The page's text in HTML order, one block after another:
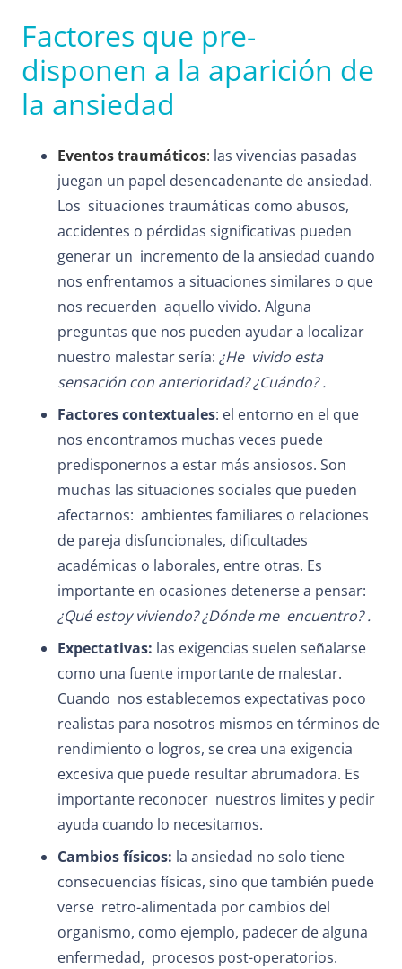
Factores que pre-
disponen a la aparición de
la ansiedad
Eventos traumáticos: las vivencias pasadas
juegan un papel desencadenante de ansiedad.
Los situaciones traumáticas como abusos,
accidentes o pérdidas significativas pueden
generar un incremento de la ansiedad cuando
nos enfrentamos a situaciones similares o que
nos recuerden aquello vivido. Alguna
preguntas que nos pueden ayudar a localizar
nuestro malestar sería: ¿He vivido esta
sensación con anterioridad? ¿Cuándo? .
Factores contextuales: el entorno en el que
nos encontramos muchas veces puede
predisponernos a estar más ansiosos. Son
muchas las situaciones sociales que pueden
afectarnos: ambientes familiares o relaciones
de pareja disfuncionales, dificultades
académicas o laborales, entre otras. Es
importante en ocasiones detenerse a pensar:
¿Qué estoy viviendo? ¿Dónde me encuentro? .
Expectativas: las exigencias suelen señalarse
como una fuente importante de malestar.
Cuando nos establecemos expectativas poco
realistas para nosotros mismos en términos de
rendimiento o logros, se crea una exigencia
excesiva que puede resultar abrumadora. Es
importante reconocer nuestros limites y pedir
ayuda cuando lo necesitamos.
Cambios físicos: la ansiedad no solo tiene
consecuencias físicas, sino que también puede
verse retro-alimentada por cambios del
organismo, como ejemplo, padecer de alguna
enfermedad, procesos post-operatorios.